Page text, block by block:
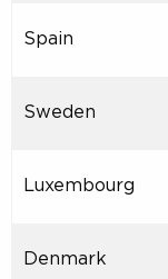
Spain
Sweden
Luxembourg
Denmark